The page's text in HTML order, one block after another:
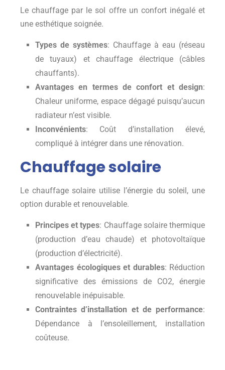
Le chauffage par le sol offre un confort inégalé et
une esthétique soignée.
Types de systèmes: Chauffage à eau (réseau
de tuyaux) et chauffage électrique (câbles
chauffants).
Avantages en termes de confort et design:
Chaleur uniforme, espace dégagé puisqu’aucun
radiateur n’est visible.
Inconvénients: Coût d’installation élevé,
compliqué à intégrer dans une rénovation.
Chauffage solaire
Le chauffage solaire utilise l’énergie du soleil, une
option durable et renouvelable.
Principes et types: Chauffage solaire thermique
(production d’eau chaude) et photovoltaïque
(production d’électricité).
Avantages écologiques et durables: Réduction
significative des émissions de CO2, énergie
renouvelable inépuisable.
Contraintes d’installation et de performance:
Dépendance à l’ensoleillement, installation
coûteuse.